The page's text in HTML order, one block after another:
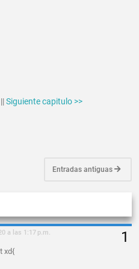
||Siguiente capitulo >>
Entradas antiguas
a las 1:17 p.m.
xd{